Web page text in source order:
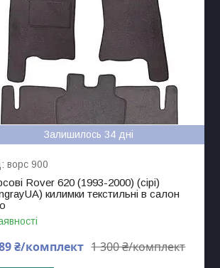
Залишилось 34 дні
ворс 900
Rover 620 (1993-2000) (сірі)
килимки текстильні в салон
1 300 ₴/комплект
₴/комплект